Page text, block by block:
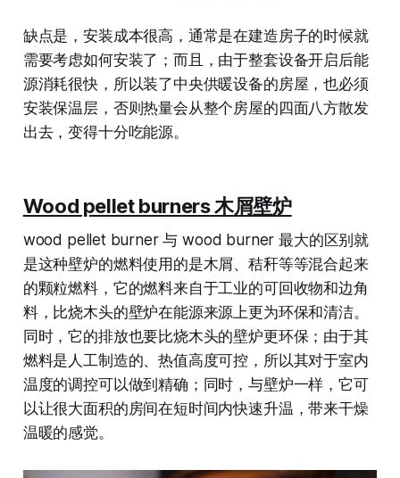
缺点是，安装成本很高，通常是在建造房子的时候就
需要考虑如何安装了；而且，由于整套设备开启后能
源消耗很快，所以装了中央供暖设备的房屋，也必须
安装保温层，否则热量会从整个房屋的四面八方散发
出去，变得十分吃能源。
Wood pellet burners 木屑壁炉
wood pellet burner 与 wood burner 最大的区别就
是这种壁炉的燃料使用的是木屑、秸秆等等混合起来
的颗粒燃料，它的燃料来自于工业的可回收物和边角
料，比烧木头的壁炉在能源来源上更为环保和清洁。
同时，它的排放也要比烧木头的壁炉更环保；由于其
燃料是人工制造的、热值高度可控，所以其对于室内
温度的调控可以做到精确；同时，与壁炉一样，它可
以让很大面积的房间在短时间内快速升温，带来干燥
温暖的感觉。